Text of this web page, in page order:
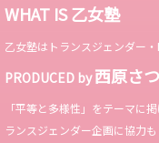
WHAT IS 乙女塾
乙女塾はトランスジェンダー
PRODUCED by西原さ
「平等と多様性」をテーマに
ランスジェンダー企画に協力